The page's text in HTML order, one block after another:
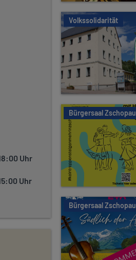
Uhr
Uhr
Volkssolidarität
Bürgersaal Zschopau
Bürgersaal Zschopau